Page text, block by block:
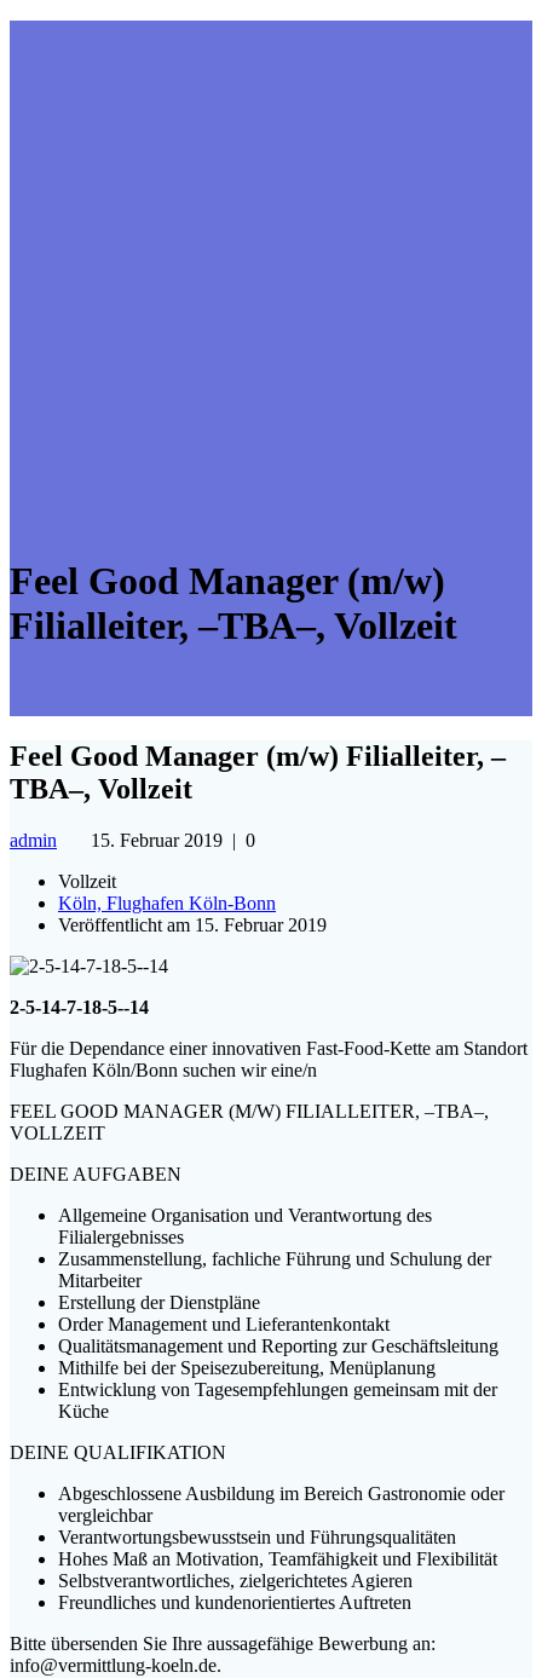
Feel Good Manager (m/w)
Filialleiter, –TBA–, Vollzeit
Feel Good Manager (m/w) Filialleiter, –
TBA–, Vollzeit
admin 15. Februar 2019 | 0
Vollzeit
Köln, Flughafen Köln-Bonn
Veröffentlicht am 15. Februar 2019
2-5-14-7-18-5--14
Für die Dependance einer innovativen Fast-Food-Kette am Standort
Flughafen Köln/Bonn suchen wir eine/n
FEEL GOOD MANAGER (M/W) FILIALLEITER, –TBA–,
VOLLZEIT
DEINE AUFGABEN
Allgemeine Organisation und Verantwortung des
Filialergebnisses
Zusammenstellung, fachliche Führung und Schulung der
Mitarbeiter
Erstellung der Dienstpläne
Order Management und Lieferantenkontakt
Qualitätsmanagement und Reporting zur Geschäftsleitung
Mithilfe bei der Speisezubereitung, Menüplanung
Entwicklung von Tagesempfehlungen gemeinsam mit der
Küche
DEINE QUALIFIKATION
Abgeschlossene Ausbildung im Bereich Gastronomie oder
vergleichbar
Verantwortungsbewusstsein und Führungsqualitäten
Hohes Maß an Motivation, Teamfähigkeit und Flexibilität
Selbstverantwortliches, zielgerichtetes Agieren
Freundliches und kundenorientiertes Auftreten
Bitte übersenden Sie Ihre aussagefähige Bewerbung an:
info@vermittlung-koeln.de.